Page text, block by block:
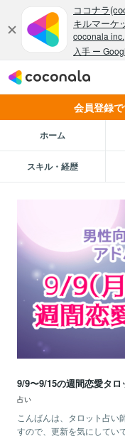
会員登録
ホーム
スキル・経歴
9/9〜9/15の週間恋愛タロ
占い
こんばんは、タロット占い
すので、更新を気にしてい